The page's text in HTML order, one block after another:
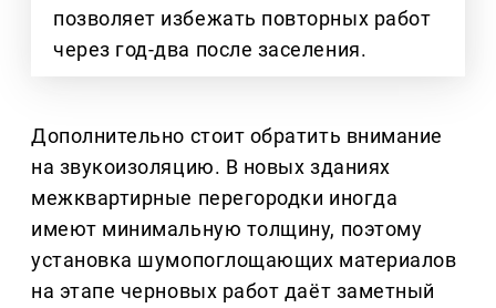
позволяет избежать повторных работ
через год-два после заселения.
Дополнительно стоит обратить внимание
на звукоизоляцию. В новых зданиях
межквартирные перегородки иногда
имеют минимальную толщину, поэтому
установка шумопоглощающих материалов
на этапе черновых работ даёт заметный